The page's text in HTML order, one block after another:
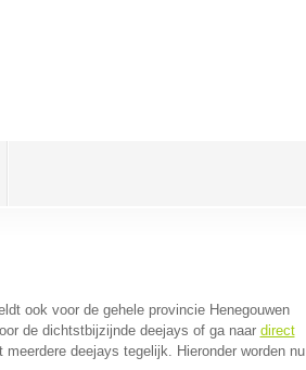
ook voor de gehele provincie Henegouwen
de dichtstbijzijnde deejays of ga naar direct
deejays tegelijk. Hieronder worden nu